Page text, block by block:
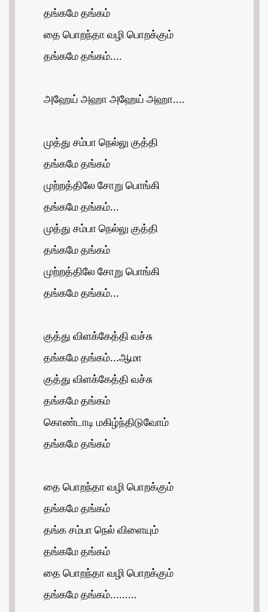
தங்கமே தங்கம்
தை பொறந்தா வழி பொறக்கும்
தங்கமே தங்கம்....
அஹேய் அஹா அஹேய் அஹா....
முத்து சம்பா நெல்லு குத்தி
தங்கமே தங்கம்
முற்றத்திலே சோறு பொங்கி
தங்கமே தங்கம்...
முத்து சம்பா நெல்லு குத்தி
தங்கமே தங்கம்
முற்றத்திலே சோறு பொங்கி
தங்கமே தங்கம்...
குத்து விளக்கேத்தி வச்சு
தங்கமே தங்கம்...ஆமா
குத்து விளக்கேத்தி வச்சு
தங்கமே தங்கம்
கொண்டாடி மகிழ்ந்திடுவோம்
தங்கமே தங்கம்
தை பொறந்தா வழி பொறக்கும்
தங்கமே தங்கம்
தங்க சம்பா நெல் விளையும்
தங்கமே தங்கம்
தை பொறந்தா வழி பொறக்கும்
தங்கமே தங்கம்.........